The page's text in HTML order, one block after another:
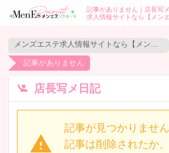
記事がありません｜店長写
求人情報サイトなら【メン
記事がありません
店長写メ日記
記事が見つかりません
記事は削除されたか